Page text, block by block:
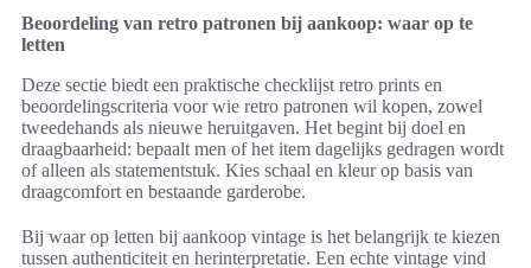
Beoordeling van retro patronen bij aankoop: waar op te
letten
Deze sectie biedt een praktische checklijst retro prints en
beoordelingscriteria voor wie retro patronen wil kopen, zowel
tweedehands als nieuwe heruitgaven. Het begint bij doel en
draagbaarheid: bepaalt men of het item dagelijks gedragen wordt
of alleen als statementstuk. Kies schaal en kleur op basis van
draagcomfort en bestaande garderobe.
Bij waar op letten bij aankoop vintage is het belangrijk te kiezen
tussen authenticiteit en herinterpretatie. Een echte vintage vind